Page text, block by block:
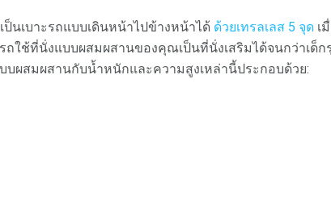
นเบาะรถแบบเดินหน้าไปข้างหน้าได้ ด้วยเทรลเลส 5 จุด เ
ใช้ที่นั่งแบบผสมผสานของคุณเป็นที่นั่งเสริมได้จนกว่าเด็
บผสมผสานกับน้ำหนักและความสูงเหล่านี้ประกอบด้วย: